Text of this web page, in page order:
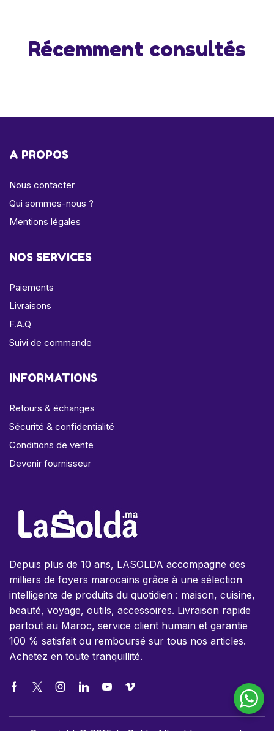
Récemment consultés
A PROPOS
Nous contacter
Qui sommes-nous ?
Mentions légales
NOS SERVICES
Paiements
Livraisons
F.A.Q
Suivi de commande
INFORMATIONS
Retours & échanges
Sécurité & confidentialité
Conditions de vente
Devenir fournisseur
Depuis plus de 10 ans, LASOLDA accompagne des
milliers de foyers marocains grâce à une sélection
intelligente de produits du quotidien : maison, cuisine,
beauté, voyage, outils, accessoires. Livraison rapide
partout au Maroc, service client humain et garantie
100 % satisfait ou remboursé sur tous nos articles.
Achetez en toute tranquillité.